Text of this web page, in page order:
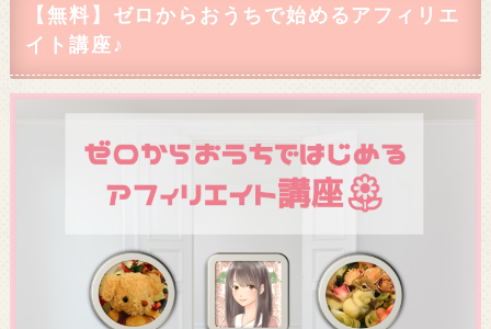
【無料】ゼロからおうちで始めるアフィリエ
イト講座♪